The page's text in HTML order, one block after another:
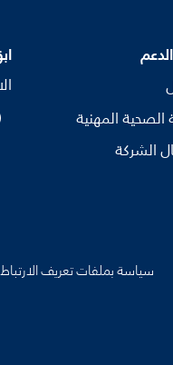
الصحية المهنية
الشركة
سياسة بملفات تعريف الارتباط